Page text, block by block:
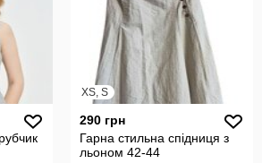
XS, S
290 грн
Гарна стильна спідниця з
льоном 42-44